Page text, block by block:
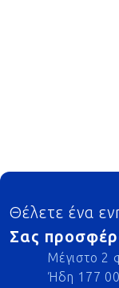
Footer
Θέλετε ένα
Σας
Μέγιστο 2
Ήδη 177